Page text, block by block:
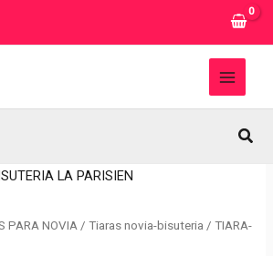
MAIN
PARA NOVIA/ Tiaras novia-bisuteria / TIARA-